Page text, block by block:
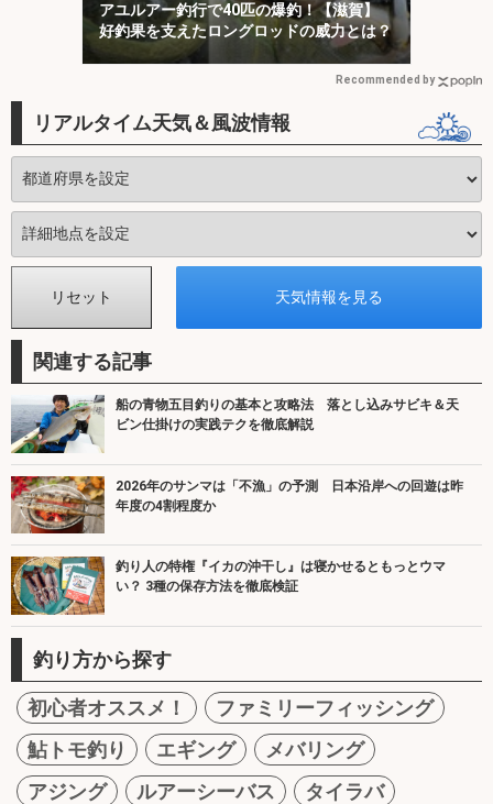
アユルアー釣行で40匹の爆釣！【滋賀】
好釣果を支えたロングロッドの威力とは？
Recommended by
リアルタイム天気＆風波情報
関連する記事
船の青物五目釣りの基本と攻略法 落とし込みサビキ＆天
ビン仕掛けの実践テクを徹底解説
2026年のサンマは「不漁」の予測 日本沿岸への回遊は昨
年度の4割程度か
釣り人の特権『イカの沖干し』は寝かせるともっとウマ
い？ 3種の保存方法を徹底検証
釣り方から探す
初心者オススメ！
ファミリーフィッシング
鮎トモ釣り
エギング
メバリング
アジング
ルアーシーバス
タイラバ